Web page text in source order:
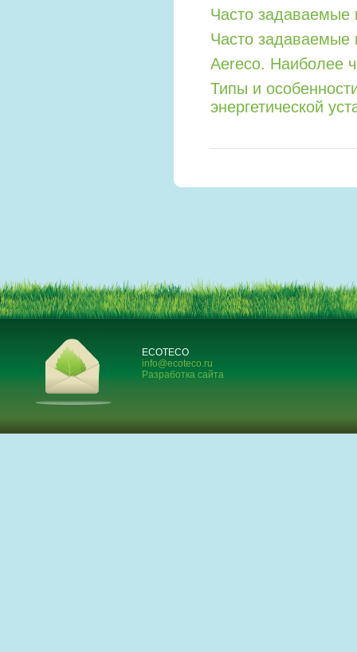
Часто задаваемые
Часто задаваемые
Aereco. Наиболее
Типы и
энергетической
ECOTECO
info@ecoteco.ru
Разработка сайта